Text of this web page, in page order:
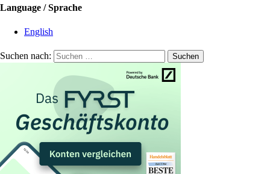
Language / Sprache
English
Suchen nach: